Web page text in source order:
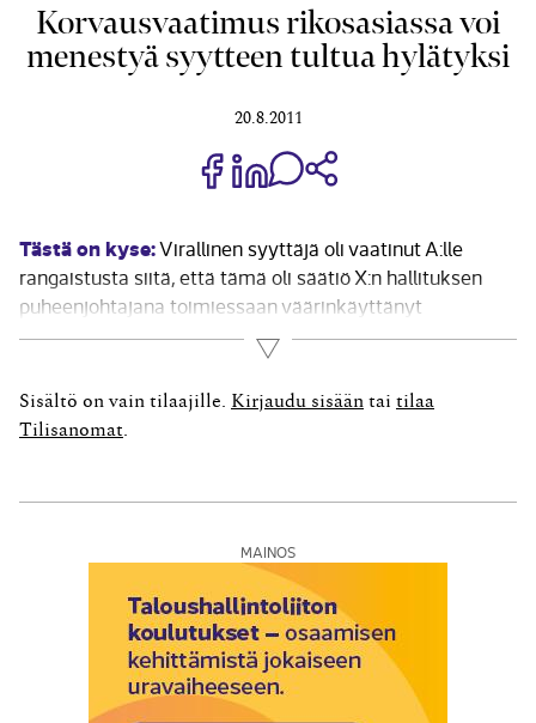
Korvausvaatimus rikosasiassa voi
menestyä syytteen tultua hylätyksi
20.8.2011
Jaa Share on Facebook
Jaa Share on LinkedIn
Jaa WhatsApp-viestinä
Tästä on kyse:Virallinen syyttäjä oli vaatinut A:lle
rangaistusta siitä, että tämä oli säätiö X:n hallituksen
puheenjohtajana toimiessaan väärinkäyttänyt
luottamusasemaansa ryhtymällä sellaiseen toimeen,
johon hänellä ei ollut säätiölain ja säätiön sääntöjen
mukaan oikeutta, ja siten aiheuttanut säätiölle vahinkoa.
A oli ilman säätiön hallituksen...
Lue lisää
Sisältö on vain tilaajille. Kirjaudu sisään tai tilaa
Tilisanomat
MAINOS